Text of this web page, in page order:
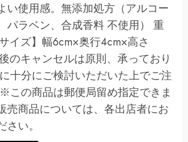
い使用感。無添加処方（アルコー
パラベン、合成香料 不使用） 重
イズ】幅6cm×奥行4cm×高さ
のキャンセルは原則、承っており
十分にご検討いただいた上でご注
この商品は郵便局留め指定できま
売商品については、各出店者にお
い。